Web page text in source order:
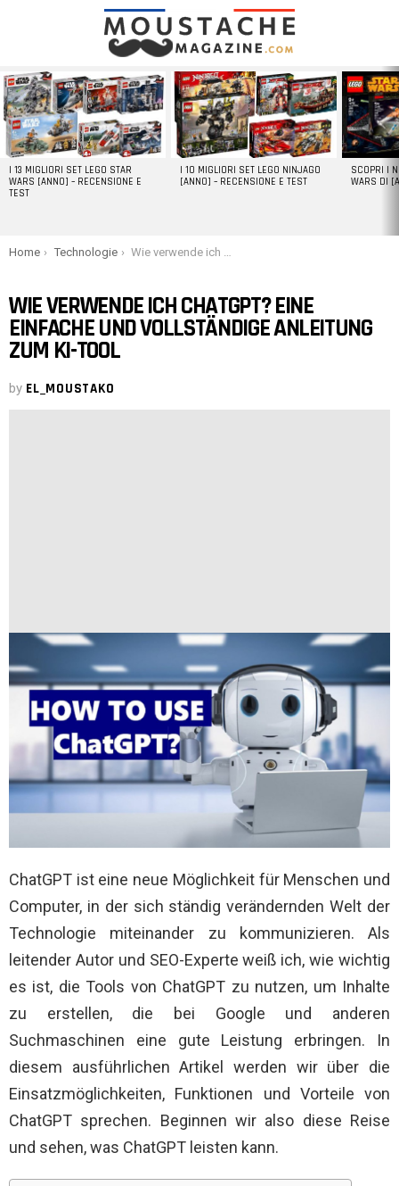
LATEST
STORIES
I 13 MIGLIORI SET LEGO STAR
WARS [ANNO] – RECENSIONE E
TEST
I 10 MIGLIORI SET LEGO NINJAGO
[ANNO] – RECENSIONE E TEST
SCOPRI I
WARS DI
You are here:
Home Technologie Wie verwende ich ChatGPT? Eine einfache und vollständige Anleitung zum KI-Tool
WIE VERWENDE ICH CHATGPT? EINE
EINFACHE UND VOLLSTÄNDIGE ANLEITUNG
ZUM KI-TOOL
by EL_MOUSTAKO
ChatGPT ist eine neue Möglichkeit für Menschen und
Computer, in der sich ständig verändernden Welt der
Technologie miteinander zu kommunizieren. Als
leitender Autor und SEO-Experte weiß ich, wie wichtig
es ist, die Tools von ChatGPT zu nutzen, um Inhalte
zu erstellen, die bei Google und anderen
Suchmaschinen eine gute Leistung erbringen. In
diesem ausführlichen Artikel werden wir über die
Einsatzmöglichkeiten, Funktionen und Vorteile von
ChatGPT sprechen. Beginnen wir also diese Reise
und sehen, was ChatGPT leisten kann.